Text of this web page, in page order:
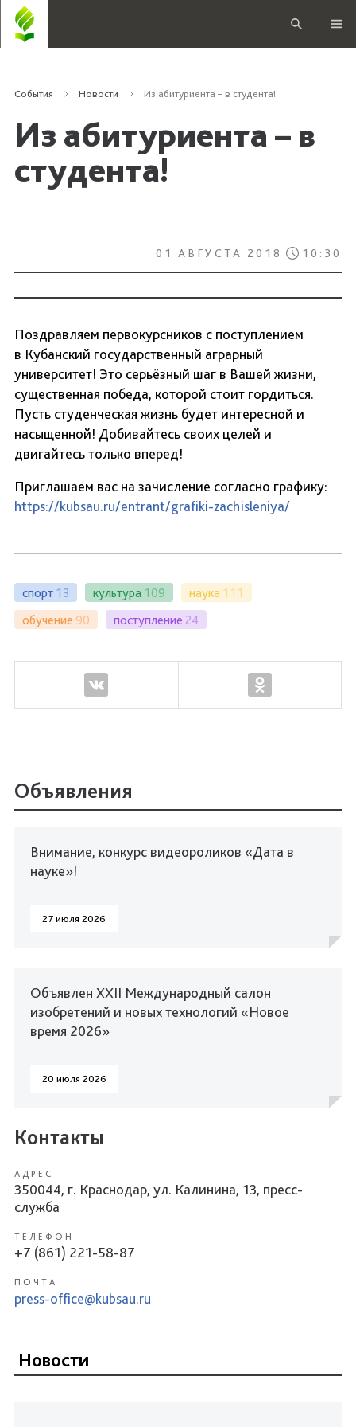
События Новости Из абитуриента – в студента!
Из абитуриента – в
студента!
01 АВГУСТА 2018 10:30
Поздравляем первокурсников с поступлением
в Кубанский государственный аграрный
университет! Это серьёзный шаг в Вашей жизни,
существенная победа, которой стоит гордиться.
Пусть студенческая жизнь будет интересной и
насыщенной! Добивайтесь своих целей и
двигайтесь только вперед!
Приглашаем вас на зачисление согласно графику:
https://kubsau.ru/entrant/grafiki-zachisleniya/
спорт 13 культура 109 наука 111
обучение 90 поступление 24
Объявления
Внимание, конкурс видеороликов «Дата в
науке»!
27 июля 2026
Объявлен XXII Международный салон
изобретений и новых технологий «Новое
время 2026»
20 июля 2026
Контакты
АДРЕС
350044, г. Краснодар, ул. Калинина, 13, пресс-
служба
ТЕЛЕФОН
+7 (861) 221-58-87
ПОЧТА
press-office@kubsau.ru
Новости